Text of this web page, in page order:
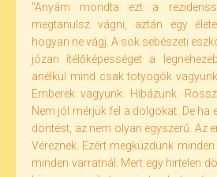
"Anyám mondta ezt a
megtanulsz vágni, aztán egy
hogyan ne vágj. A sok sebészeti
józan ítélőképességet a
anélkül mind csak totyogók vagyunk
Emberek vagyunk. Hibázunk.
Nem jól mérjük fel a dolgokat. De ha
döntést, az nem olyan egyszerű. Az
Véreznek. Ezért megküzdünk
minden varratnál. Mert egy hirtelen